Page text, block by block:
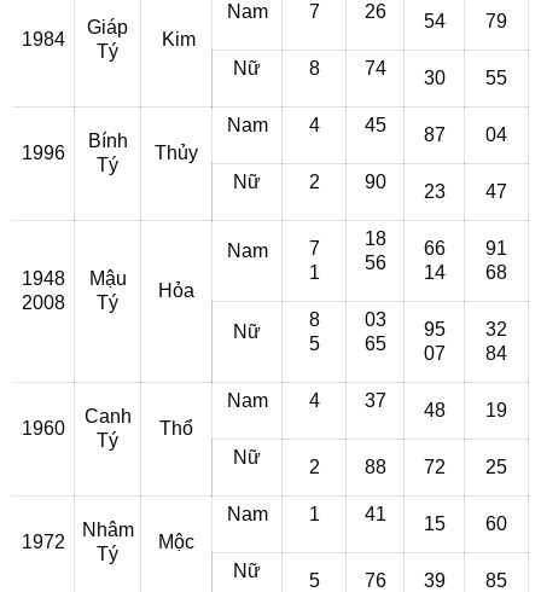
1984
Giáp
Tý
Kim
Nam 7 26 54 79
Nữ 8 74 30 55
1996
Bính
Tý
Thủy
Nam 4 45 87 04
Nữ 2 90 23 47
1948
2008
Mậu
Tý
Hỏa
Nam
7
1
18
56
66
14
91
68
Nữ
8
5
03
65
95
07
32
84
1960
Canh
Tý
Thổ
Nam 4 37 48 19
Nữ 2 88 72 25
1972
Nhâm
Tý
Mộc
Nam 1 41 15 60
Nữ 5 76 39
85